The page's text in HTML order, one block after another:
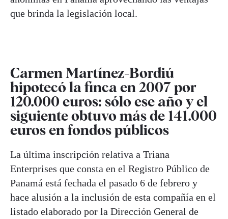
que brinda la legislación local.
Carmen Martínez-Bordiú
hipotecó la finca en 2007 por
120.000 euros: sólo ese año y el
siguiente obtuvo más de 141.000
euros en fondos públicos
La última inscripción relativa a Triana
Enterprises que consta en el Registro Público de
Panamá está fechada el pasado 6 de febrero y
hace alusión a la inclusión de esta compañía en el
listado elaborado por la Dirección General de